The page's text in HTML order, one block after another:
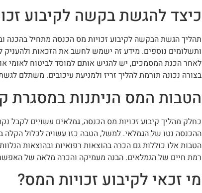
כיצד להגשת בקשה לקיבוע
תהליך הגשת הבקשה לקיבוע זכויות מס הכנסה מתחיל בהכנה
ותשלומים נוספים. מידע זה ישמש לחשב את הזכאות ולהעניק
לאחר הכנת המסמכים, יש להגיש אותם למוסד לביטוח לאומי
בצורה נכונה תורמת להליך זריז ולמניעת עיכובים. משתלם
הטבות המס הניתנות במסגרת
כחלק מהליך קיבוע זכויות מס הכנסה, גמלאים עשויים לקבל
ההכנסה נטו של הגמלאי. למשל, הטבה כזו עשויה לכלול הקלה
הטבות אלו כוללות גם הכרה בהוצאות רפואיות ובהוצאות
רמת חיים של הגמלאים. הבנה מעמיקה והכרה מלאה של
מי זכאי לקיבוע זכויות המס?